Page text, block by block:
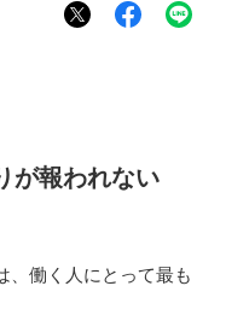
が報われない
、働く人にとって最も